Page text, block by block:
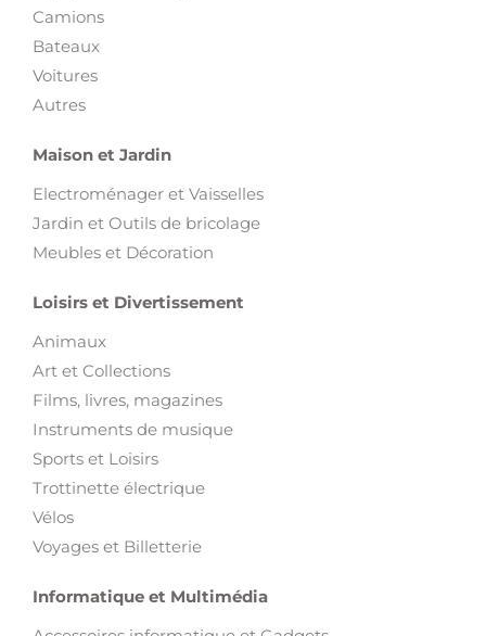
Camions
Bateaux
Voitures
Autres
Maison et Jardin
Electroménager et Vaisselles
Jardin et Outils de bricolage
Meubles et Décoration
Loisirs et Divertissement
Animaux
Art et Collections
Films, livres, magazines
Instruments de musique
Sports et Loisirs
Trottinette électrique
Vélos
Voyages et Billetterie
Informatique et Multimédia